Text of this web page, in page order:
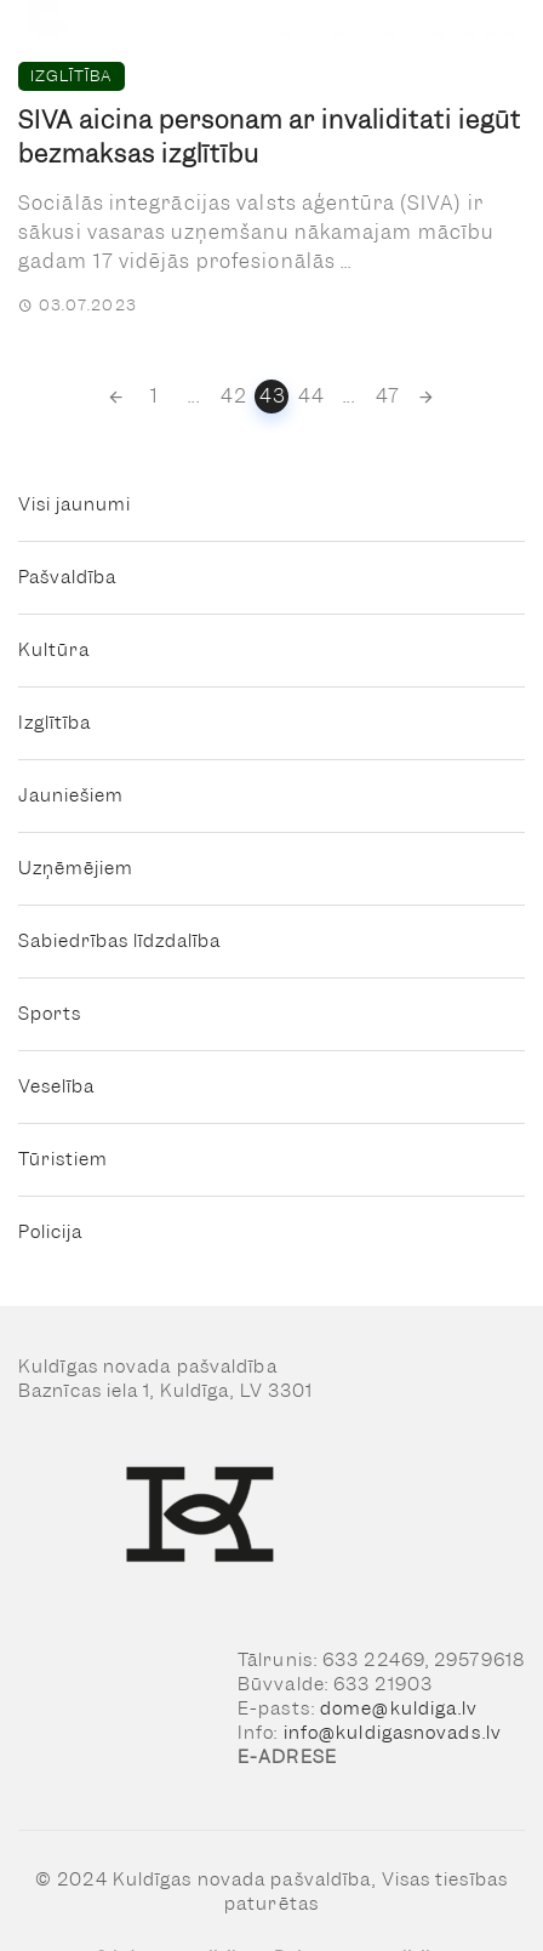
IZGLĪTĪBA
SIVA aicina personām ar invaliditāti iegūt
bezmaksas izglītību
Sociālās integrācijas valsts aģentūra (SIVA) ir
sākusi vasaras uzņemšanu nākamajam mācību
gadam 17 vidējās profesionālās ...
03.07.2023
1 ... 42 43 44 ... 47
Visi jaunumi
Pašvaldība
Kultūra
Izglītība
Jauniešiem
Uzņēmējiem
Sabiedrības līdzdalība
Sports
Veselība
Tūristiem
Policija
Kuldīgas novada pašvaldība
Baznīcas iela 1, Kuldīga, LV 3301
Tālrunis: 633 22469, 29579618
Būvvalde: 633 21903
E-pasts: dome@kuldiga.lv
Info: info@kuldigasnovads.lv
E-ADRESE
© 2024 Kuldīgas novada pašvaldība, Visas tiesības
paturētas